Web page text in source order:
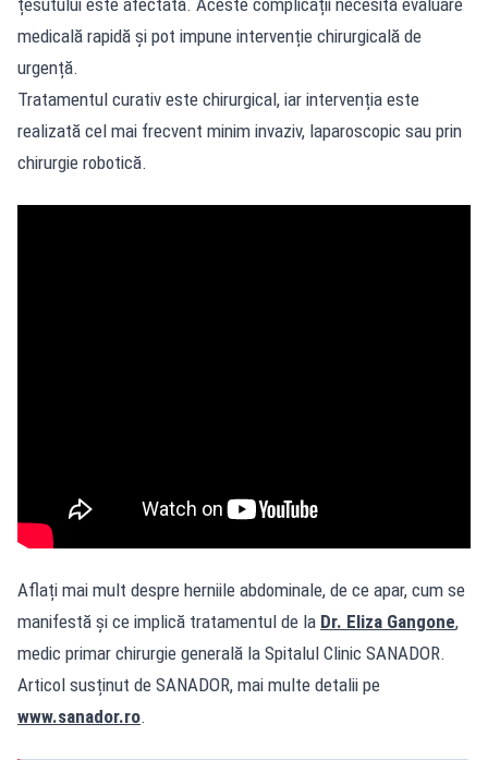
medicală rapidă și pot impune intervenție chirurgicală de
urgență.
Tratamentul curativ este chirurgical, iar intervenția este
realizată cel mai frecvent minim invaziv, laparoscopic sau prin
chirurgie robotică.
Aflați mai mult despre herniile abdominale, de ce apar, cum se
manifestă și ce implică tratamentul de la Dr. Eliza Gangone,
medic primar chirurgie generală la Spitalul Clinic SANADOR.
Articol susținut de SANADOR, mai multe detalii pe
www.sanador.ro.